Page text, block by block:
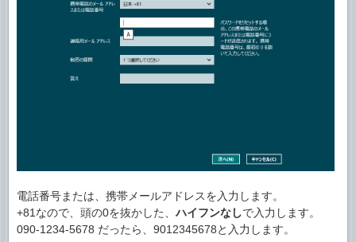
電話番号または、携帯メールアドレスを入力します。
+81なので、頭の0を抜かした、ハイフンなしで入力します。
090-1234-5678 だったら、9012345678と入力します。